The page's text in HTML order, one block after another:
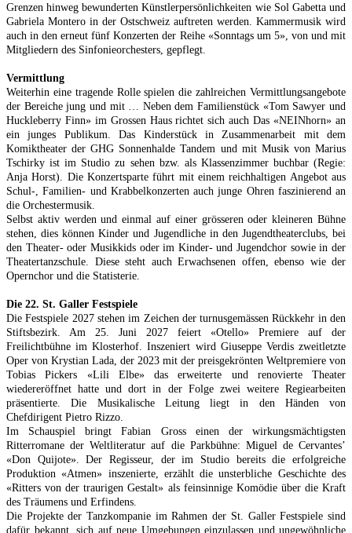
Grenzen hinweg bewunderten Künstlerpersönlichkeiten wie Sol Gabetta und
Gabriela Montero in der Ostschweiz auftreten werden. Kammermusik wird
auch in den erneut fünf Konzerten der Reihe «Sonntags um 5», von und mit
Mitgliedern des Sinfonieorchesters, gepflegt.
Vermittlung
Weiterhin eine tragende Rolle spielen die zahlreichen Vermittlungsangebote
der Bereiche jung und mit … Neben dem Familienstück «Tom Sawyer und
Huckleberry Finn» im Grossen Haus richtet sich auch Das «NEINhorn» an
ein junges Publikum. Das Kinderstück in Zusammenarbeit mit dem
Komiktheater der GHG Sonnenhalde Tandem und mit Musik von Marius
Tschirky ist im Studio zu sehen bzw. als Klassenzimmer buchbar (Regie:
Anja Horst). Die Konzertsparte führt mit einem reichhaltigen Angebot aus
Schul-, Familien- und Krabbelkonzerten auch junge Ohren faszinierend an
die Orchestermusik.
Selbst aktiv werden und einmal auf einer grösseren oder kleineren Bühne
stehen, dies können Kinder und Jugendliche in den Jugendtheaterclubs, bei
den Theater- oder Musikkids oder im Kinder- und Jugendchor sowie in der
Theatertanzschule. Diese steht auch Erwachsenen offen, ebenso wie der
Opernchor und die Statisterie.
Die 22. St. Galler Festspiele
Die Festspiele 2027 stehen im Zeichen der turnusgemässen Rückkehr in den
Stiftsbezirk. Am 25. Juni 2027 feiert «Otello» Premiere auf der
Freilichtbühne im Klosterhof. Inszeniert wird Giuseppe Verdis zweitletzte
Oper von Krystian Lada, der 2023 mit der preisgekrönten Weltpremiere von
Tobias Pickers «Lili Elbe» das erweiterte und renovierte Theater
wiedereröffnet hatte und dort in der Folge zwei weitere Regiearbeiten
präsentierte. Die Musikalische Leitung liegt in den Händen von
Chefdirigent Pietro Rizzo.
Im Schauspiel bringt Fabian Gross einen der wirkungsmächtigsten
Ritterromane der Weltliteratur auf die Parkbühne: Miguel de Cervantes’
«Don Quijote». Der Regisseur, der im Studio bereits die erfolgreiche
Produktion «Atmen» inszenierte, erzählt die unsterbliche Geschichte des
«Ritters von der traurigen Gestalt» als feinsinnige Komödie über die Kraft
des Träumens und Erfindens.
Die Projekte der Tanzkompanie im Rahmen der St. Galler Festspiele sind
dafür bekannt, sich auf neue Umgebungen einzulassen und ungewöhnliche